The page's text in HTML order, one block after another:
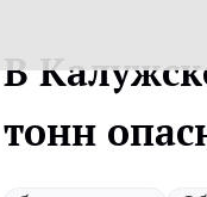
В
тонн